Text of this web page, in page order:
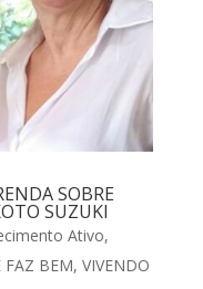
SOBRE
SUZUKI
Ativo,
FAZ BEM, VIVENDO